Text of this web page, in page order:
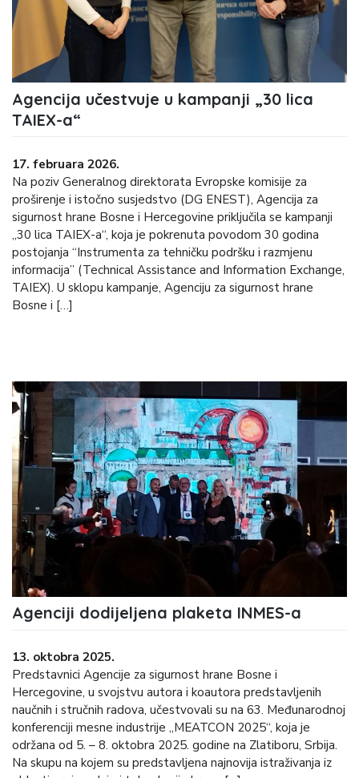
Agencija učestvuje u kampanji „30 lica
TAIEX-a“
17. februara 2026.
Na poziv Generalnog direktorata Evropske komisije za
proširenje i istočno susjedstvo (DG ENEST), Agencija za
sigurnost hrane Bosne i Hercegovine priključila se kampanji
„30 lica TAIEX-a“, koja je pokrenuta povodom 30 godina
postojanja “Instrumenta za tehničku podršku i razmjenu
informacija” (Technical Assistance and Information Exchange,
TAIEX). U sklopu kampanje, Agenciju za sigurnost hrane
Bosne i […]
Agenciji dodijeljena plaketa INMES-a
13. oktobra 2025.
Predstavnici Agencije za sigurnost hrane Bosne i
Hercegovine, u svojstvu autora i koautora predstavljenih
naučnih i stručnih radova, učestvovali su na 63. Međunarodnoj
konferenciji mesne industrije „MEATCON 2025“, koja je
održana od 5. – 8. oktobra 2025. godine na Zlatiboru, Srbija.
Na skupu na kojem su predstavljena najnovija istraživanja iz